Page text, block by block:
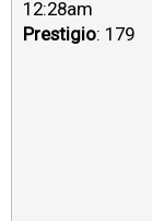
12:28am
Prestigio: 179